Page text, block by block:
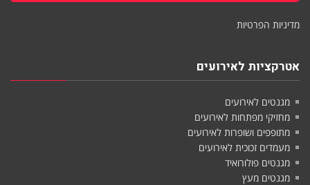
מדיניות הפרטיות
אטרקציות לאירועים
מגנטים לאירועים
מחזיקי מפתחות לאירועים
מתופפים ושופרות לאירועים
מעמדים זכוכית לאירועים
מגנטים פולורואיד
מגנטים מעץ